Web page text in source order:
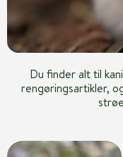
Du finder alt til
rengøringsartikler,